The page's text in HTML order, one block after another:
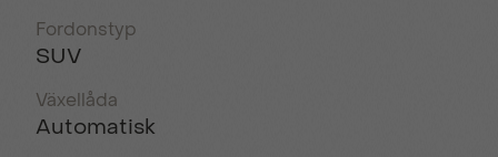
Fordonstyp
SUV
Växellåda
Automatisk